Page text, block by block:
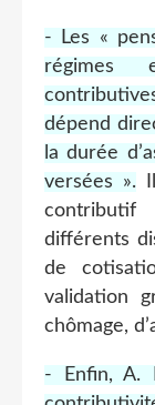
- Les «
régimes
dépend
la durée
versées ».
différents
de
validation
chômage,
- Enfin, A.